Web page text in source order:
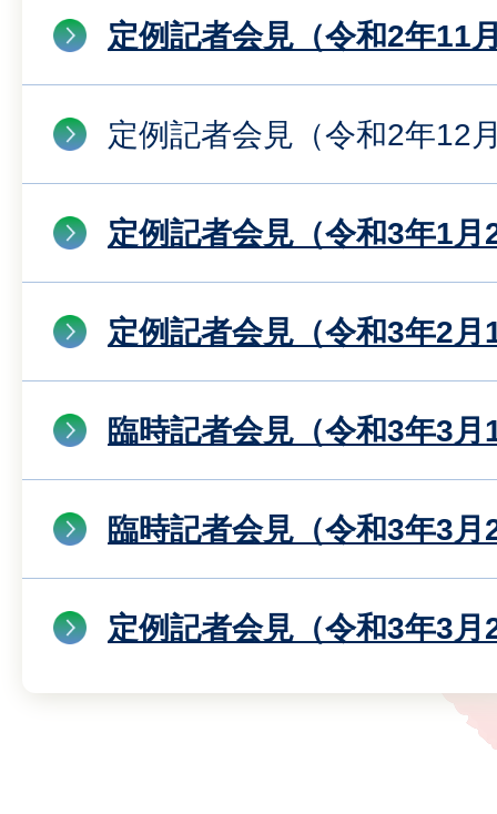
定例記者会見（令和2年11
定例記者会見（令和2年12
定例記者会見（令和3年1月
定例記者会見（令和3年2月
臨時記者会見（令和3年3月
臨時記者会見（令和3年3月
定例記者会見（令和3年3月